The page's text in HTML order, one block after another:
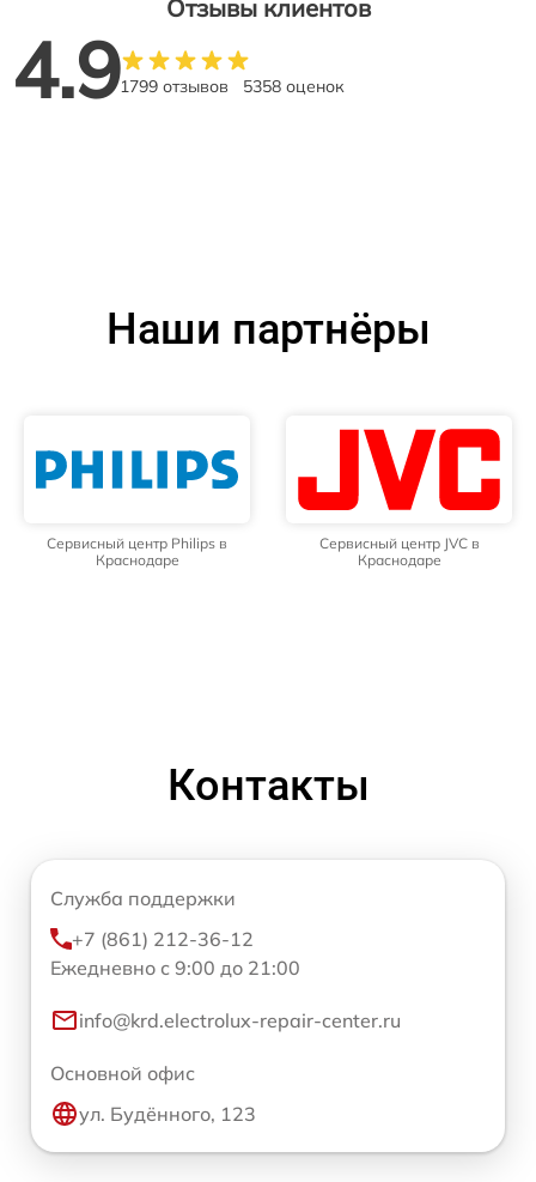
Отзывы клиентов
4.91799 отзывов 5358 оценок
Наши партнёры
Сервисный центр Philips в
Краснодаре
Сервисный центр JVC в
Краснодаре
Контакты
Служба поддержки
+7 (861) 212-36-12
Ежедневно с 9:00 до 21:00
info@krd.electrolux-repair-center.ru
Основной офис
ул. Будённого, 123